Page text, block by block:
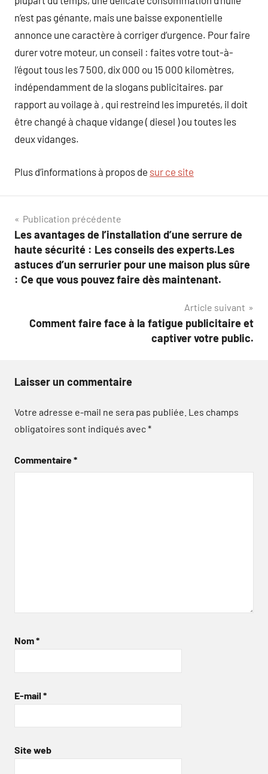
n’est pas génante, mais une baisse exponentielle
annonce une caractère à corriger d’urgence. Pour faire
durer votre moteur, un conseil : faites votre tout-à-
l’égout tous les 7 500, dix 000 ou 15 000 kilomètres,
indépendamment de la slogans publicitaires. par
rapport au voilage à , qui restreind les impuretés, il doit
être changé à chaque vidange ( diesel ) ou toutes les
deux vidanges.
Plus d’informations à propos de sur ce site
Navigation
de
l’article
Publication précédente
Les avantages de l’installation d’une serrure de
haute sécurité : Les conseils des experts.Les
astuces d’un serrurier pour une maison plus sûre
: Ce que vous pouvez faire dès maintenant.
Article suivant
Comment faire face à la fatigue publicitaire et
captiver votre public.
Laisser un commentaire
Votre adresse e-mail ne sera pas publiée. Les champs
obligatoires sont indiqués avec*
Commentaire*
Nom*
E-mail *
Site web